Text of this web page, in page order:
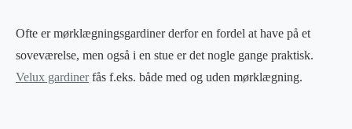
Ofte er mørklægningsgardiner derfor en fordel at have på et
soveværelse, men også i en stue er det nogle gange praktisk.
Velux gardinerfås f.eks. både med og uden mørklægning.